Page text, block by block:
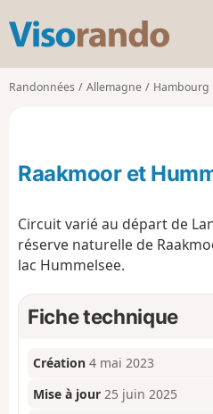
s
o
o
Randonnées Allemagne Hambourg
Raakmoor et
Circuit varié au départ de
réserve naturelle de
lac Hummelsee.
Fiche technique
Création 4 mai 2023
Mise à jour 25 juin 2025